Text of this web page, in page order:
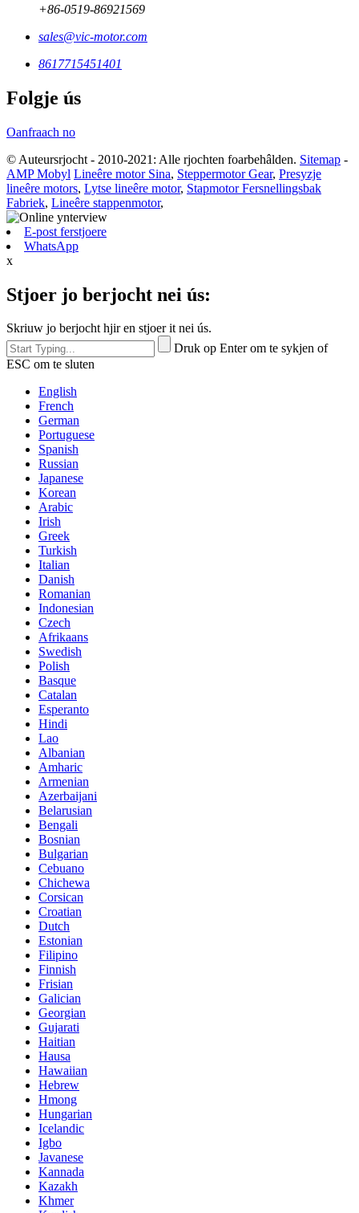
+86-0519-86921569
sales@vic-motor.com
8617715451401
Folgje ús
Oanfraach no
© Auteursrjocht - 2010-2021: Alle rjochten foarbehâlden. Sitemap -
AMP Mobyl Lineêre motor Sina, Steppermotor Gear, Presyzje
lineêre motors, Lytse lineêre motor, Stapmotor Fersnellingsbak
Fabriek, Lineêre stappenmotor,
E-post ferstjoere
WhatsApp
x
Stjoer jo berjocht nei ús:
Skriuw jo berjocht hjir en stjoer it nei ús.
Druk op Enter om te sykjen of
ESC om te sluten
English
French
German
Portuguese
Spanish
Russian
Japanese
Korean
Arabic
Irish
Greek
Turkish
Italian
Danish
Romanian
Indonesian
Czech
Afrikaans
Swedish
Polish
Basque
Catalan
Esperanto
Hindi
Lao
Albanian
Amharic
Armenian
Azerbaijani
Belarusian
Bengali
Bosnian
Bulgarian
Cebuano
Chichewa
Corsican
Croatian
Dutch
Estonian
Filipino
Finnish
Frisian
Galician
Georgian
Gujarati
Haitian
Hausa
Hawaiian
Hebrew
Hmong
Hungarian
Icelandic
Igbo
Javanese
Kannada
Kazakh
Khmer